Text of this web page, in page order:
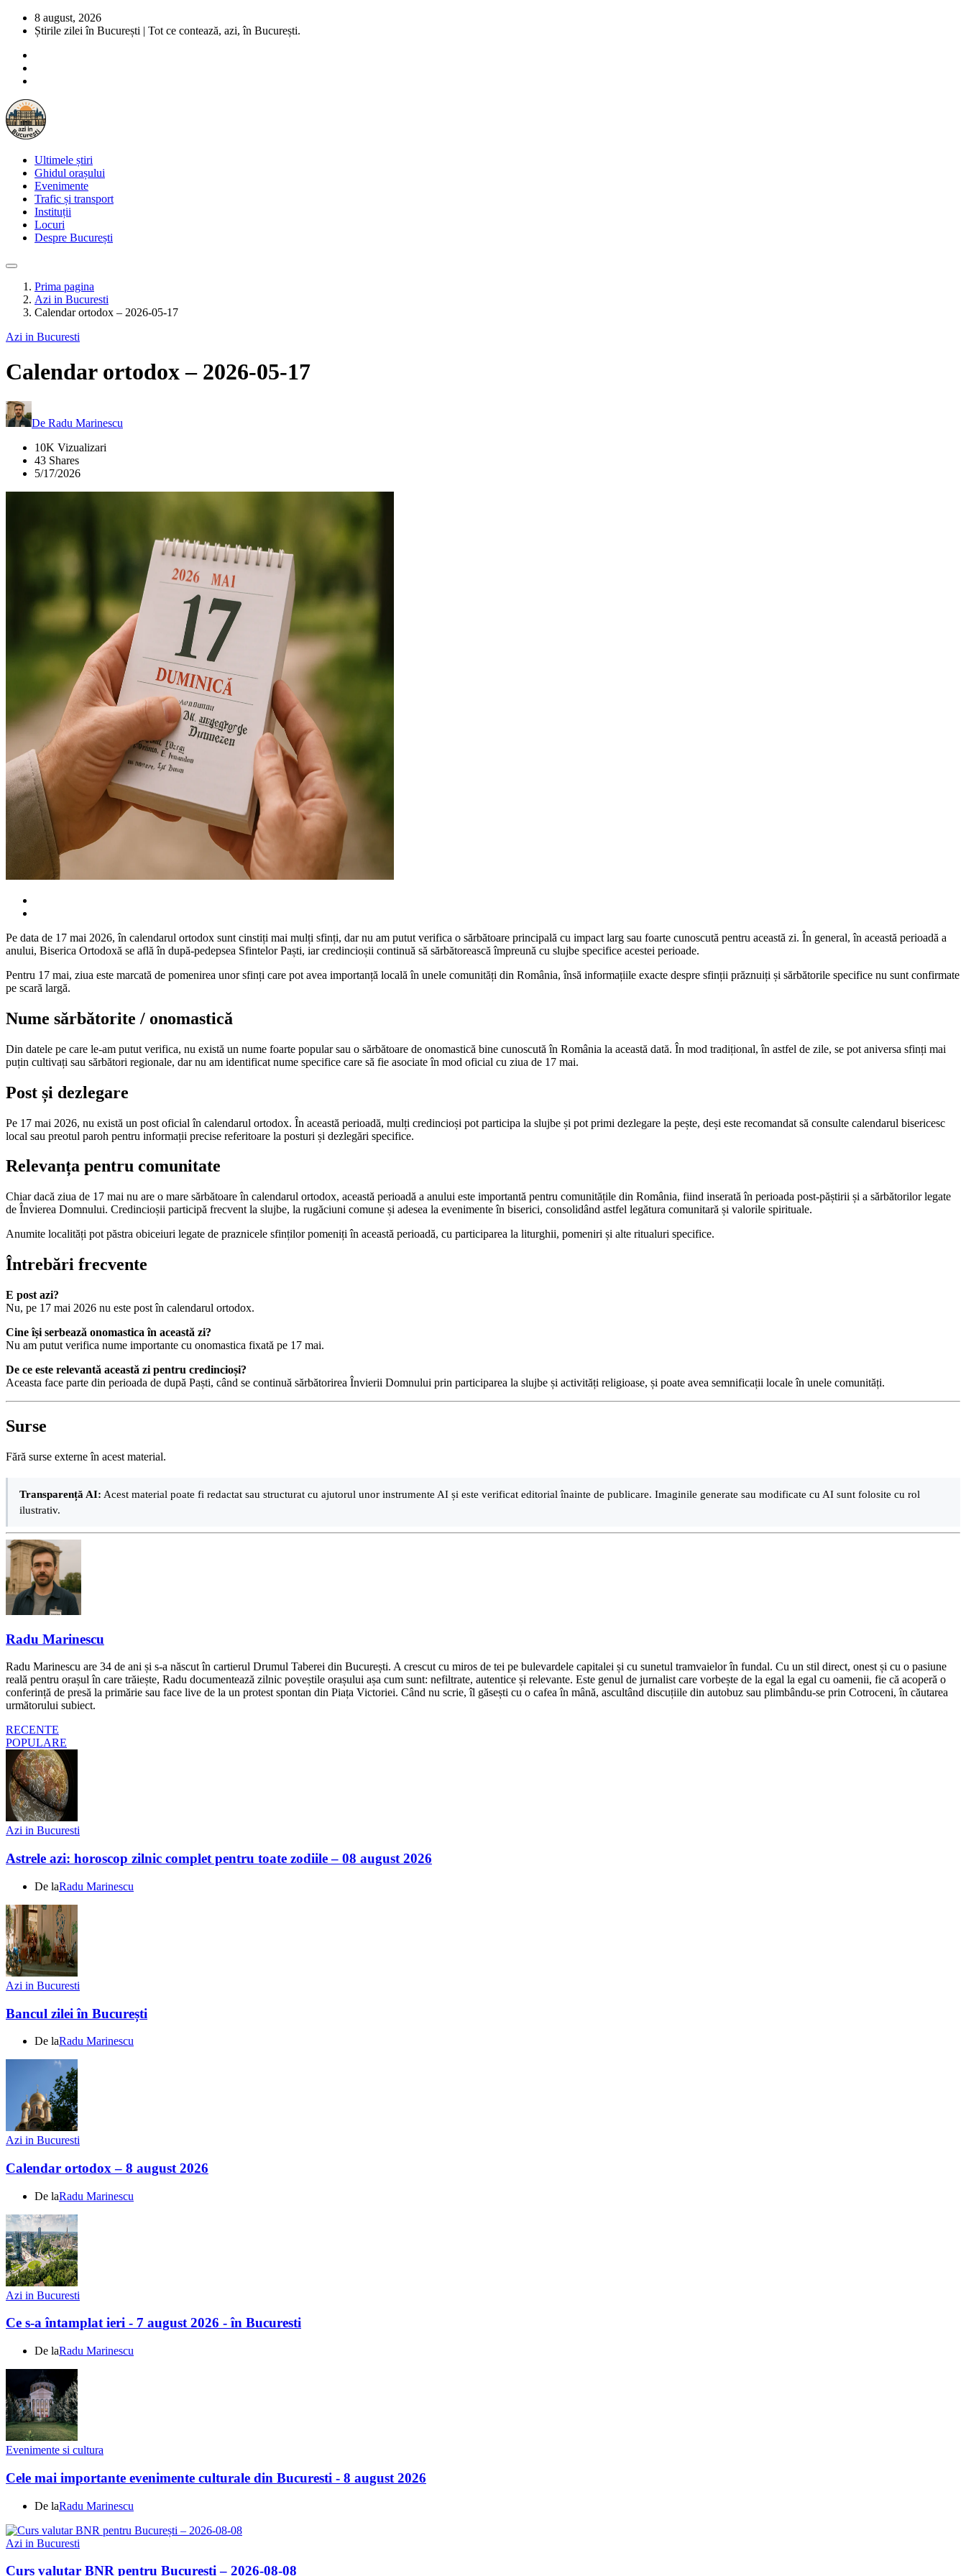
8 august, 2026
Știrile zilei în București | Tot ce contează, azi, în București.
Ultimele știri
Ghidul orașului
Evenimente
Trafic și transport
Instituții
Locuri
Despre București
Prima pagina
Azi in Bucuresti
Calendar ortodox – 2026-05-17
Azi in Bucuresti
Calendar ortodox – 2026-05-17
De Radu Marinescu
10K Vizualizari
43 Shares
5/17/2026
Pe data de 17 mai 2026, în calendarul ortodox sunt cinstiți mai mulți sfinți, dar nu am putut verifica o sărbătoare principală cu impact larg sau foarte cunoscută pentru această zi. În general, în această perioadă a
anului, Biserica Ortodoxă se află în după-pedepsea Sfintelor Paști, iar credincioșii continuă să sărbătorească împreună cu slujbe specifice acestei perioade.
Pentru 17 mai, ziua este marcată de pomenirea unor sfinți care pot avea importanță locală în unele comunități din România, însă informațiile exacte despre sfinții prăznuiți și sărbătorile specifice nu sunt confirmate
pe scară largă.
Nume sărbătorite / onomastică
Din datele pe care le-am putut verifica, nu există un nume foarte popular sau o sărbătoare de onomastică bine cunoscută în România la această dată. În mod tradițional, în astfel de zile, se pot aniversa sfinți mai
puțin cultivați sau sărbători regionale, dar nu am identificat nume specifice care să fie asociate în mod oficial cu ziua de 17 mai.
Post și dezlegare
Pe 17 mai 2026, nu există un post oficial în calendarul ortodox. În această perioadă, mulți credincioși pot participa la slujbe și pot primi dezlegare la pește, deși este recomandat să consulte calendarul bisericesc
local sau preotul paroh pentru informații precise referitoare la posturi și dezlegări specifice.
Relevanța pentru comunitate
Chiar dacă ziua de 17 mai nu are o mare sărbătoare în calendarul ortodox, această perioadă a anului este importantă pentru comunitățile din România, fiind inserată în perioada post-păștirii și a sărbătorilor legate
de Învierea Domnului. Credincioșii participă frecvent la slujbe, la rugăciuni comune și adesea la evenimente în biserici, consolidând astfel legătura comunitară și valorile spirituale.
Anumite localități pot păstra obiceiuri legate de praznicele sfinților pomeniți în această perioadă, cu participarea la liturghii, pomeniri și alte ritualuri specifice.
Întrebări frecvente
E post azi?
Nu, pe 17 mai 2026 nu este post în calendarul ortodox.
Cine își serbează onomastica în această zi?
Nu am putut verifica nume importante cu onomastica fixată pe 17 mai.
De ce este relevantă această zi pentru credincioși?
Aceasta face parte din perioada de după Paști, când se continuă sărbătorirea Învierii Domnului prin participarea la slujbe și activități religioase, și poate avea semnificații locale în unele comunități.
Surse
Fără surse externe în acest material.
Transparență AI: Acest material poate fi redactat sau structurat cu ajutorul unor instrumente AI și este verificat editorial înainte de publicare. Imaginile generate sau modificate cu AI sunt folosite cu rol
ilustrativ.
Radu Marinescu
Radu Marinescu are 34 de ani și s-a născut în cartierul Drumul Taberei din București. A crescut cu miros de tei pe bulevardele capitalei și cu sunetul tramvaielor în fundal. Cu un stil direct, onest și cu o pasiune
reală pentru orașul în care trăiește, Radu documentează zilnic poveștile orașului așa cum sunt: nefiltrate, autentice și relevante. Este genul de jurnalist care vorbește de la egal la egal cu oamenii, fie că acoperă o
conferință de presă la primărie sau face live de la un protest spontan din Piața Victoriei. Când nu scrie, îl găsești cu o cafea în mână, ascultând discuțiile din autobuz sau plimbându-se prin Cotroceni, în căutarea
următorului subiect.
RECENTE
POPULARE
Azi in Bucuresti
Astrele azi: horoscop zilnic complet pentru toate zodiile – 08 august 2026
De laRadu Marinescu
Azi in Bucuresti
Bancul zilei în București
De laRadu Marinescu
Azi in Bucuresti
Calendar ortodox – 8 august 2026
De laRadu Marinescu
Azi in Bucuresti
Ce s-a întamplat ieri - 7 august 2026 - în Bucuresti
De laRadu Marinescu
Evenimente si cultura
Cele mai importante evenimente culturale din Bucuresti - 8 august 2026
De laRadu Marinescu
Azi in Bucuresti
Curs valutar BNR pentru București – 2026-08-08